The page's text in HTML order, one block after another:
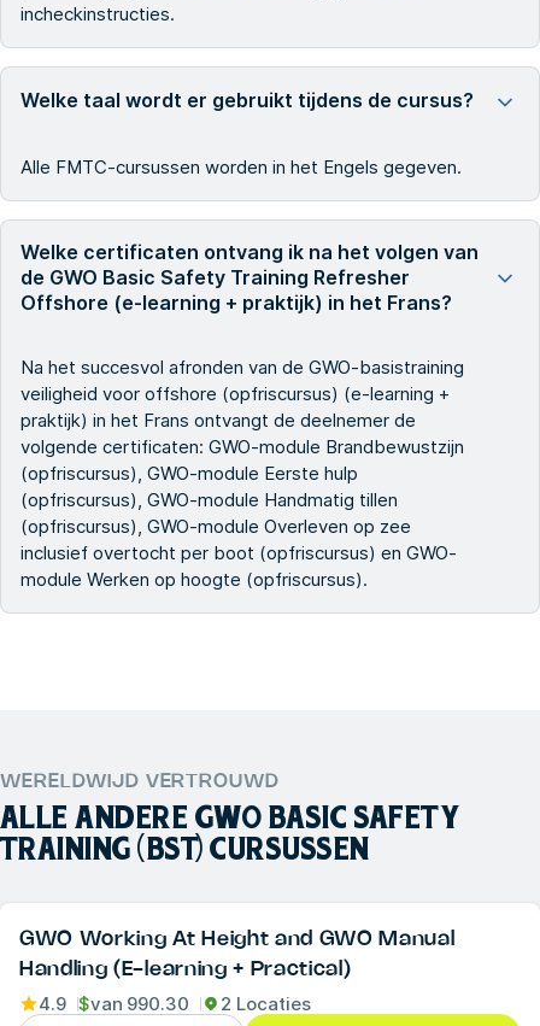
incheckinstructies.
Welke taal wordt er gebruikt tijdens de cursus?
Alle FMTC-cursussen worden in het Engels gegeven.
Welke certificaten ontvang ik na het volgen van
de GWO Basic Safety Training Refresher
Offshore (e-learning + praktijk) in het Frans?
Na het succesvol afronden van de GWO-basistraining
veiligheid voor offshore (opfriscursus) (e-learning +
praktijk) in het Frans ontvangt de deelnemer de
volgende certificaten: GWO-module Brandbewustzijn
(opfriscursus), GWO-module Eerste hulp
(opfriscursus), GWO-module Handmatig tillen
(opfriscursus), GWO-module Overleven op zee
inclusief overtocht per boot (opfriscursus) en GWO-
module Werken op hoogte (opfriscursus).
WERELDWIJD VERTROUWD
ALLE ANDERE GWO BASIC SAFETY
TRAINING (BST) CURSUSSEN
GWO Working At Height and GWO Manual
Handling (E-learning + Practical)
4.9 $van 990.30
2 Locaties